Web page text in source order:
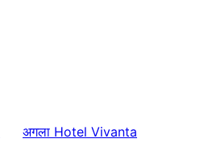
अगला Hotel Vivanta